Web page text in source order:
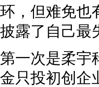
环，但难免也
披露了自己最
第一次是柔宇
金只投初创企